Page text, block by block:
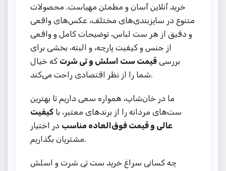
خرید آنلاین آسان و مطمئن مهیاست. محصولات
متنوع در سایزبندی‌های مختلف، عکس‌های واقعی
و دقیق از هر ست لباس، توضیحات کامل و واقعی
از جنس و کیفیت پارچه، و البته، بخشی برای
بررسی قیمت ست اسلش و تی شرت که خیال
شما را از نظر اقتصادی راحت می‌کند.
ما در خان‌شاپ، همواره سعی داریم تا بهترین
ست‌های مردانه را از برندهای معتبر، با کیفیت
عالی و قیمت فوق‌العاده مناسب در اختیار
مشتریان بگذاریم.
چه کسانی سراغ خرید ست تی شرت و اسلش